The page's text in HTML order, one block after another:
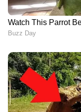
Related Articles
മൈലേജ് കൂടിയ 5
നിസാൻ്റെ പുത്തൻ
ഭരിക്കാൻ രണ്ട്